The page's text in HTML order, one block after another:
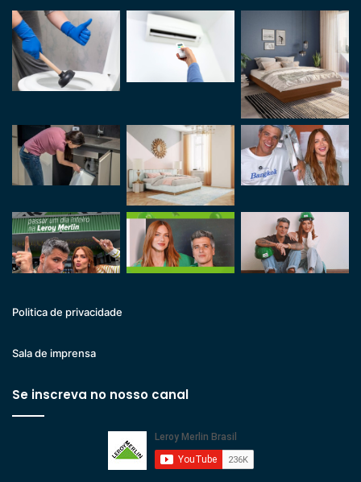
Politica de privacidade
Sala de imprensa
Se inscreva no nosso canal